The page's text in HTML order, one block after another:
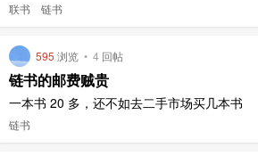
联书 链书
595 浏览 • 4 回帖
链书的邮费贼贵
一本书 20 多，还不如去二手市场买几本书
链书